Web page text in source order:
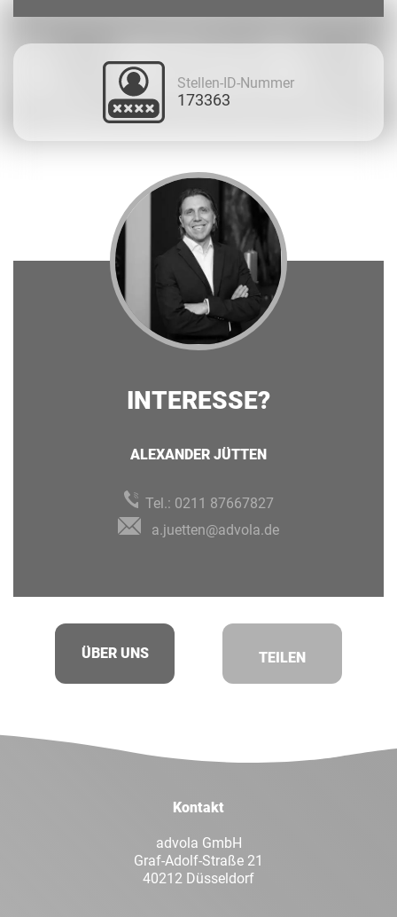
Stellen-ID-Nummer
173363
INTERESSE?
ALEXANDER JÜTTEN
Tel.: 0211 87667827
a.juetten@advola.de
ÜBER UNS TEILEN
Kontakt
advola GmbH
Graf-Adolf-Straße 21
40212 Düsseldorf